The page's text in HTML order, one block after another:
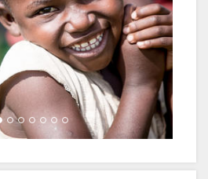
die Sie wahrscheinlich sehen
in Singita werden Sie
von Wildtieren
Bartgnus,
Giraffe, Löwe, Elefant,
seltenen Colobus-Affen.
um die Wanderung der Gnus